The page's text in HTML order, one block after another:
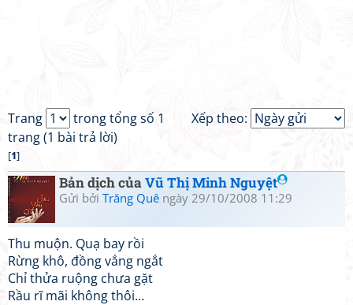
Xếp theo:
Trang
trong tổng số 1
trang (1 bài trả lời)
[1]
Bản dịch củaVũ Thị Minh Nguyệt
Gửi bởi Trăng Quê ngày 29/10/2008 11:29
Thu muộn. Quạ bay rồi
Rừng khô, đồng vắng ngắt
Chỉ thửa ruộng chưa gặt
Rầu rĩ mãi không thôi…